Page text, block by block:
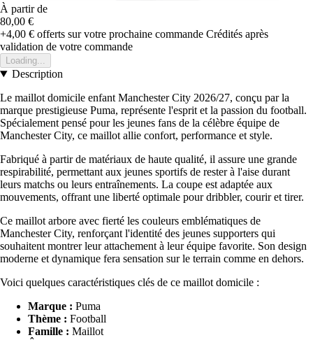
À partir de
80,00 €
+4,00 € offerts sur votre prochaine commande Crédités après
validation de votre commande
Loading...
Description
Le maillot domicile enfant Manchester City 2026/27, conçu par la
marque prestigieuse Puma, représente l'esprit et la passion du football.
Spécialement pensé pour les jeunes fans de la célèbre équipe de
Manchester City, ce maillot allie confort, performance et style.
Fabriqué à partir de matériaux de haute qualité, il assure une grande
respirabilité, permettant aux jeunes sportifs de rester à l'aise durant
leurs matchs ou leurs entraînements. La coupe est adaptée aux
mouvements, offrant une liberté optimale pour dribbler, courir et tirer.
Ce maillot arbore avec fierté les couleurs emblématiques de
Manchester City, renforçant l'identité des jeunes supporters qui
souhaitent montrer leur attachement à leur équipe favorite. Son design
moderne et dynamique fera sensation sur le terrain comme en dehors.
Voici quelques caractéristiques clés de ce maillot domicile :
Marque : Puma
Thème : Football
Famille : Maillot